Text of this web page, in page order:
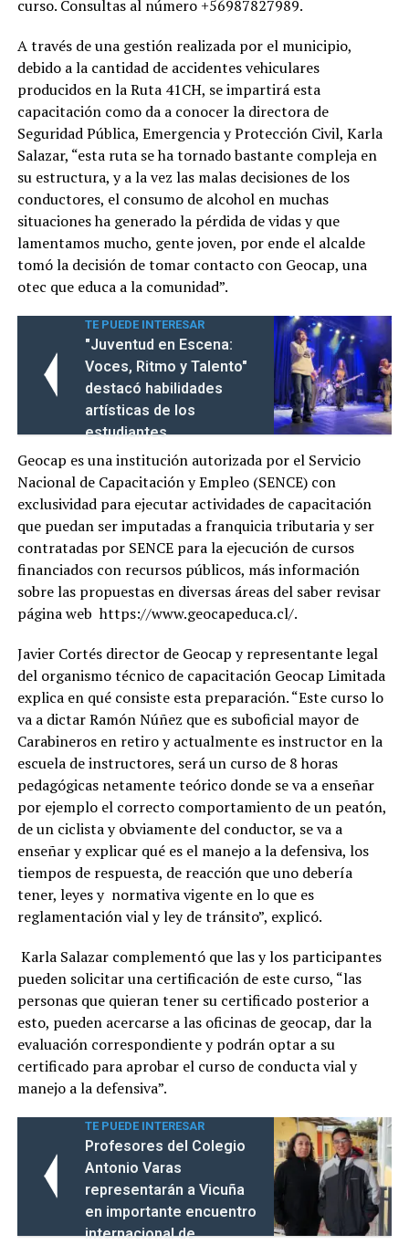
curso. Consultas al número +56987827989.
A través de una gestión realizada por el municipio,
debido a la cantidad de accidentes vehiculares
producidos en la Ruta 41CH, se impartirá esta
capacitación como da a conocer la directora de
Seguridad Pública, Emergencia y Protección Civil, Karla
Salazar, “esta ruta se ha tornado bastante compleja en
su estructura, y a la vez las malas decisiones de los
conductores, el consumo de alcohol en muchas
situaciones ha generado la pérdida de vidas y que
lamentamos mucho, gente joven, por ende el alcalde
tomó la decisión de tomar contacto con Geocap, una
otec que educa a la comunidad”.
TE PUEDE INTERESAR
"Juventud en Escena:
Voces, Ritmo y Talento"
destacó habilidades
artísticas de los
estudiantes
Geocap es una institución autorizada por el Servicio
Nacional de Capacitación y Empleo (SENCE) con
exclusividad para ejecutar actividades de capacitación
que puedan ser imputadas a franquicia tributaria y ser
contratadas por SENCE para la ejecución de cursos
financiados con recursos públicos, más información
sobre las propuestas en diversas áreas del saber revisar
página web https://www.geocapeduca.cl/.
Javier Cortés director de Geocap y representante legal
del organismo técnico de capacitación Geocap Limitada
explica en qué consiste esta preparación. “Este curso lo
va a dictar Ramón Núñez que es suboficial mayor de
Carabineros en retiro y actualmente es instructor en la
escuela de instructores, será un curso de 8 horas
pedagógicas netamente teórico donde se va a enseñar
por ejemplo el correcto comportamiento de un peatón,
de un ciclista y obviamente del conductor, se va a
enseñar y explicar qué es el manejo a la defensiva, los
tiempos de respuesta, de reacción que uno debería
tener, leyes y normativa vigente en lo que es
reglamentación vial y ley de tránsito”, explicó.
Karla Salazar complementó que las y los participantes
pueden solicitar una certificación de este curso, “las
personas que quieran tener su certificado posterior a
esto, pueden acercarse a las oficinas de geocap, dar la
evaluación correspondiente y podrán optar a su
certificado para aprobar el curso de conducta vial y
manejo a la defensiva”.
TE PUEDE INTERESAR
Profesores del Colegio
Antonio Varas
representarán a Vicuña
en importante encuentro
internacional de